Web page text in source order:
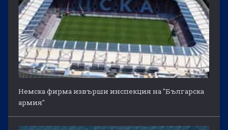
Немска фирма извърши инспекция на "Българска
армия"